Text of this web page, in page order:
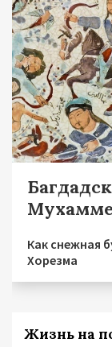
Как снежная
Хорезма
Жизнь на